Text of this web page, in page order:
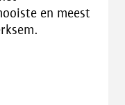
en meest